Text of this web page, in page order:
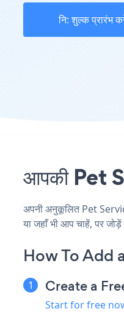
नि: शुल्क प्रारंभ
आपकी Pet
अपनी अनुकूलित Pet
या जहाँ भी आप चाहें, पर जोड़ें
How To Add
Create a
Start for free